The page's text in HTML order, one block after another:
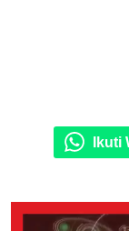
Ikuti